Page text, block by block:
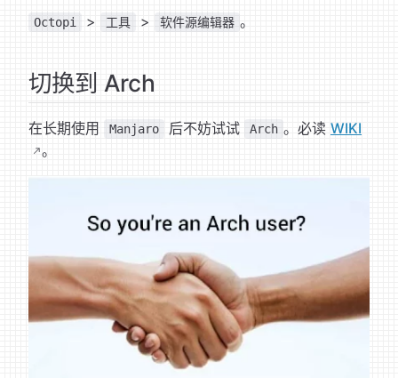
Octopi > 工具 > 软件源编辑器 。
切换到 Arch
在长期使用 Manjaro 后不妨试试 Arch 。必读 WIKI
。